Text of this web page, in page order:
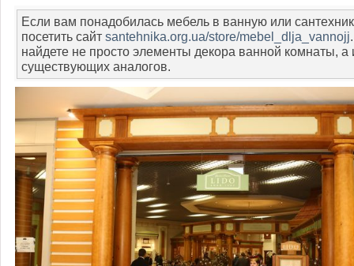
Если вам понадобилась мебель в ванную или
посетить сайт santehnika.org.ua/store/mebel_dlja_vannojj
найдете не просто элементы декора ванной комнаты, а
существующих аналогов.